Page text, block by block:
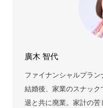
廣木 智代
ファイナンシャルプラン
結婚後、家業のスナッ
退と共に廃業。家計の